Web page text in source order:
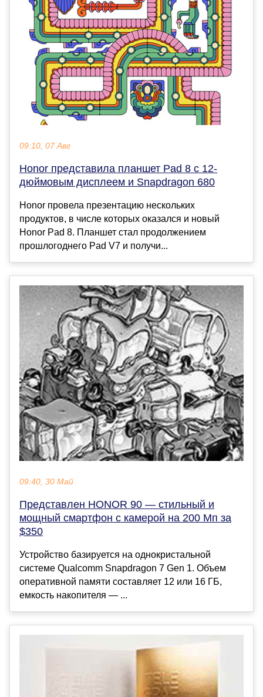
09:10, 07 Авг
Honor представила планшет Pad 8 с 12-
дюймовым дисплеем и Snapdragon 680
Honor провела презентацию нескольких
продуктов, в числе которых оказался и новый
Honor Pad 8. Планшет стал продолжением
прошлогоднего Pad V7 и получи...
09:40, 30 Май
Представлен HONOR 90 — стильный и
мощный смартфон с камерой на 200 Мп за
$350
Устройство базируется на однокристальной
системе Qualcomm Snapdragon 7 Gen 1. Объем
оперативной памяти составляет 12 или 16 ГБ,
емкость накопителя — ...